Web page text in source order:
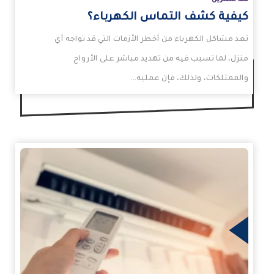
كيفية كشف التماس الكهرباء؟
تعد مشاكل الكهرباء من أخطر الأزمات التي قد تواجه أي
منزل، لما تسبب فيه من تهديد مباشر على الأرواح
والممتلكات، ولذلك، فإن عملية…